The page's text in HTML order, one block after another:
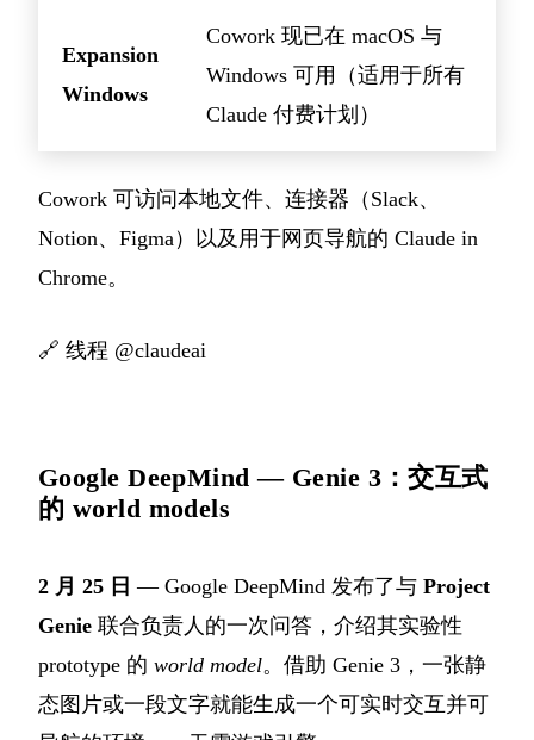
Expansion
Windows
Cowork 现已在 macOS 与
Windows 可用（适用于所有
Claude 付费计划）
Cowork 可访问本地文件、连接器（Slack、
Notion、Figma）以及用于网页导航的 Claude in
Chrome。
🔗 线程 @claudeai
Google DeepMind — Genie 3：交互式
的 world models
2 月 25 日 — Google DeepMind 发布了与 Project
Genie 联合负责人的一次问答，介绍其实验性
prototype 的 world model。借助 Genie 3，一张静
态图片或一段文字就能生成一个可实时交互并可